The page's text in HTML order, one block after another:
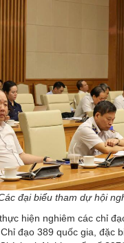
đại biểu tham dự hội
hiện nghiêm các chỉ
đạo 389 quốc gia, đặc